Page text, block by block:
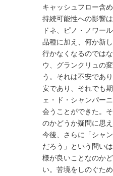
キャッシュフロー含
持続可能性への影響
ドネ、ピノ・ノワー
品種に加え、何か新
行かなくなるのでは
ウ、グランクリュの
う。それは不安であ
安であり、それでも
ェ・ド・シャンパー
会うことができた。
のかどうか疑問に思
今後、さらに「シャ
だろう」という問い
様が良いことなのか
い。苦境をしのぐた